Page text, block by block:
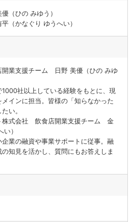
（ひの みゆう）
（かなぐり ゆうへい）
業支援チーム 日野 美優（ひの みゆ
社以上している経験をもとに、現
インに担当。皆様の「知らなかった
い。
株式会社 飲食店開業支援チーム 金
）
業の融資や事業サポートに従事。融
知見を活かし、質問にもお答えしま